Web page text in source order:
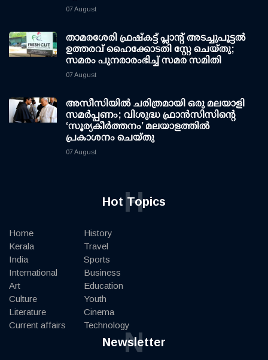
07 August
താമരശേരി ഫ്രഷ്കട്ട് പ്ലാന്റ് അടച്ചുപൂട്ടൽ
ഉത്തരവ് ഹൈക്കോടതി സ്റ്റേ ചെയ്തു;
സമരം പുനരാരംഭിച്ച് സമര സമിതി
07 August
അസീസിയിൽ ചരിത്രമായി ഒരു മലയാളി
സമർപ്പണം; വിശുദ്ധ ഫ്രാൻസിസിന്റെ
‘സൂര്യകീർത്തനം’ മലയാളത്തിൽ
പ്രകാശനം ചെയ്തു
07 August
Hot Topics
H
Home
Kerala
India
International
Art
Culture
Literature
Current affairs
History
Travel
Sports
Business
Education
Youth
Cinema
Technology
Newsletter
N